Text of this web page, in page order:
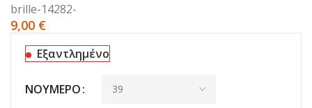
brille-14282-
9,00 €
Εξαντλημένο
ΝΟΎΜΕΡΟ